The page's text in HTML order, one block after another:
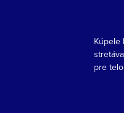
Kúpele
pre